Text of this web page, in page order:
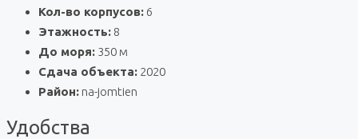
Кол-во корпусов: 6
Этажность: 8
До моря: 350 м
Сдача объекта: 2020
Район: na-jomtien
Удобства